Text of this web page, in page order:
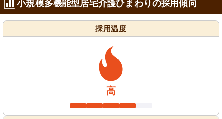
小規模多機能型居宅介護ひまわりの採用傾向
採用温度
高